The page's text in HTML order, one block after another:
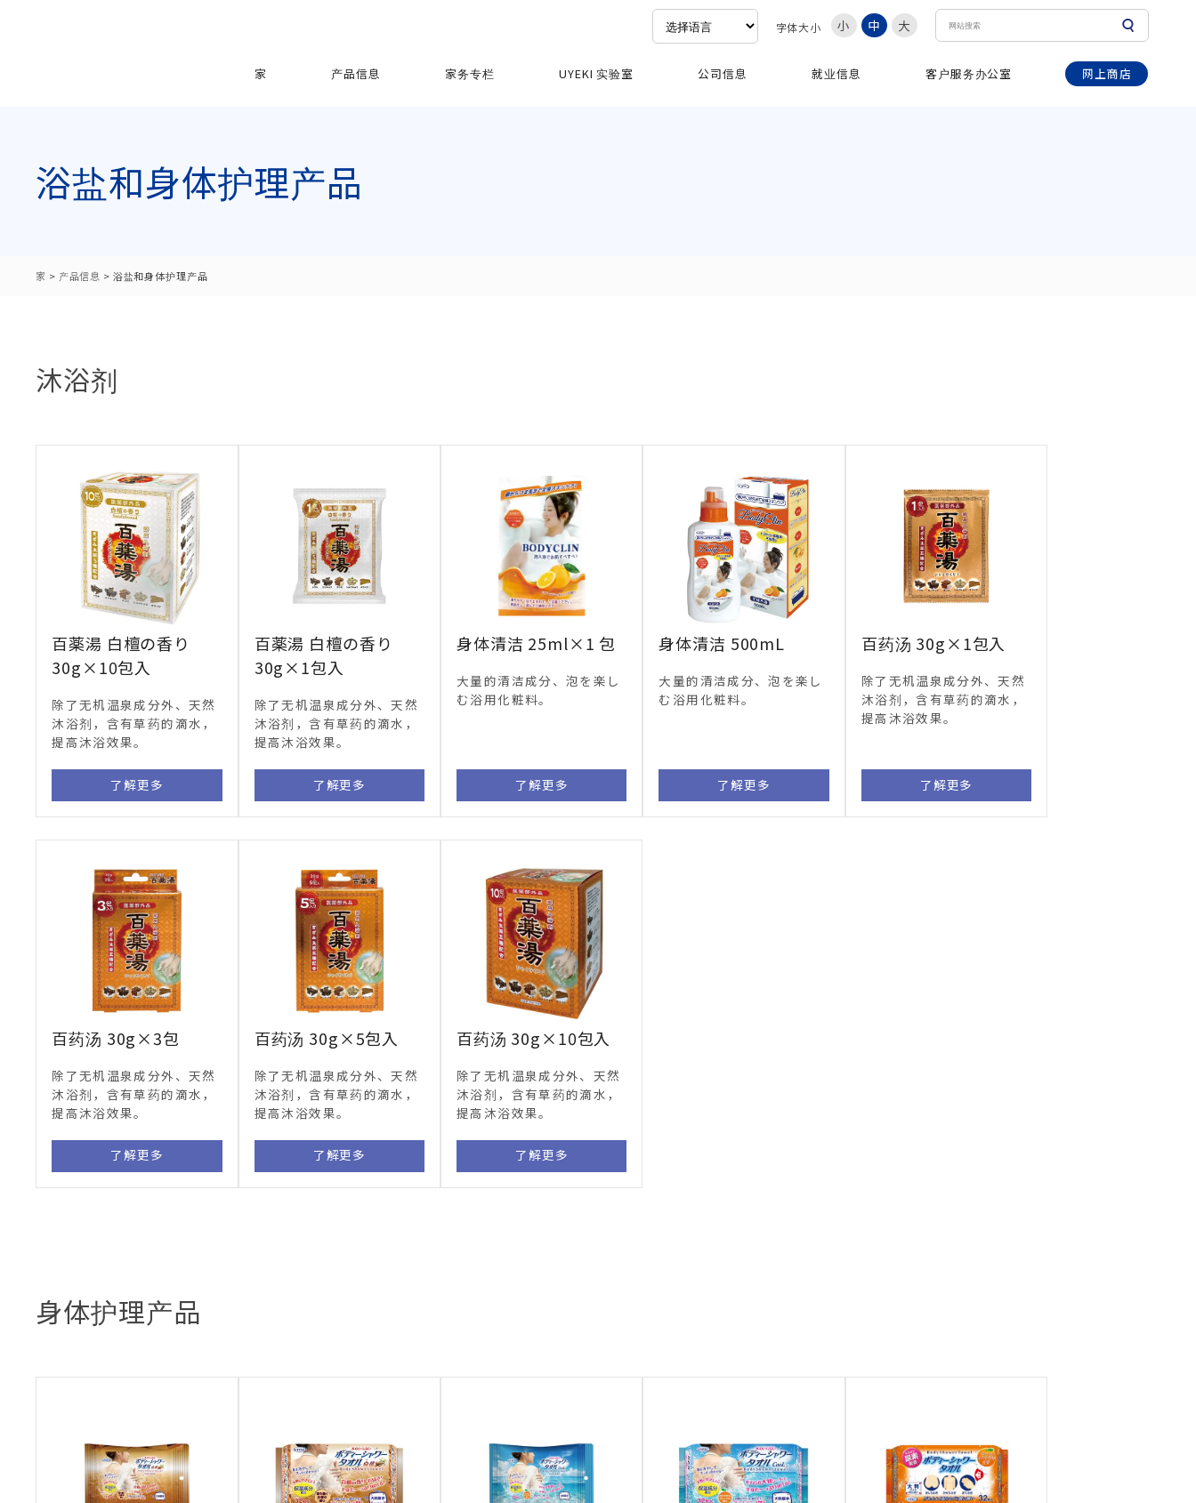
字体大小 小 中 大
家 产品信息 家务专栏 UYEKI 实验室 公司信息 就业信息 客户服务办公室 网上商店
浴盐和身体护理产品
家 > 产品信息 > 浴盐和身体护理产品
沐浴剂
百薬湯 白檀の香り
30g×10包入
除了无机温泉成分外、天然
沐浴剂，含有草药的滴水，
提高沐浴效果。
了解更多
百薬湯 白檀の香り
30g×1包入
除了无机温泉成分外、天然
沐浴剂，含有草药的滴水，
提高沐浴效果。
了解更多
身体清洁 25ml×1 包
大量的清洁成分、 泡を楽し
む浴用化粧料。
了解更多
身体清洁 500mL
大量的清洁成分、泡を楽し
む浴用化粧料。
了解更多
百药汤 30g×1包入
除了无机温泉成分外、天然
沐浴剂，含有草药的滴水，
提高沐浴效果。
了解更多
百药汤 30g×3包
除了无机温泉成分外、天然
沐浴剂，含有草药的滴水，
提高沐浴效果。
了解更多
百药汤 30g×5包入
除了无机温泉成分外、天然
沐浴剂，含有草药的滴水，
提高沐浴效果。
了解更多
百药汤 30g×10包入
除了无机温泉成分外、天然
沐浴剂，含有草药的滴水，
提高沐浴效果。
了解更多
身体护理产品